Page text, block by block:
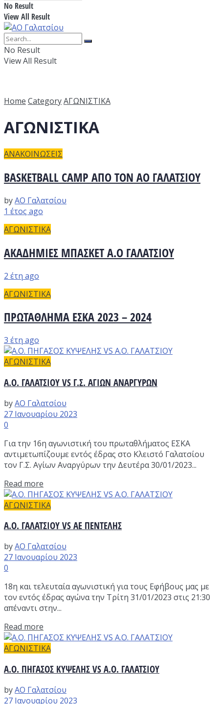
No Result
View All Result
No Result
View All Result
Home CategoryΑΓΩΝΙΣΤΙΚΑ
ΑΓΩΝΙΣΤΙΚΑ
ΑΝΑΚΟΙΝΩΣΕΙΣ
BASKETBALL CAMP ΑΠΟ ΤΟΝ ΑΟ ΓΑΛΑΤΣΙΟΥ
byΑΟ Γαλατσίου
1 έτος ago
ΑΓΩΝΙΣΤΙΚΑ
ΑΚΑΔΗΜΙΕΣ ΜΠΑΣΚΕΤ Α.Ο ΓΑΛΑΤΣΙΟΥ
2 έτη ago
ΑΓΩΝΙΣΤΙΚΑ
ΠΡΩΤΑΘΛΗΜΑ ΕΣΚΑ 2023 – 2024
3 έτη ago
ΑΓΩΝΙΣΤΙΚΑ
Α.Ο. ΓΑΛΑΤΣΙΟΥ VS Γ.Σ. ΑΓΙΩΝ ΑΝΑΡΓΥΡΩΝ
byΑΟ Γαλατσίου
27 Ιανουαρίου 2023
0
Για την 16η αγωνιστική του πρωταθλήματος ΕΣΚΑ
αντιμετωπίζουμε εντός έδρας στο Κλειστό Γαλατσίου
τον Γ.Σ. Αγίων Αναργύρων την Δευτέρα 30/01/2023...
Read more
ΑΓΩΝΙΣΤΙΚΑ
Α.Ο. ΓΑΛΑΤΣΙΟΥ VS ΑΕ ΠΕΝΤΕΛΗΣ
byΑΟ Γαλατσίου
27 Ιανουαρίου 2023
0
18η και τελευταία αγωνιστική για τους Εφήβους μας με
τον εντός έδρας αγώνα την Τρίτη 31/01/2023 στις 21:30
απέναντι στην...
Read more
ΑΓΩΝΙΣΤΙΚΑ
Α.Ο. ΠΗΓΑΣΟΣ ΚΥΨΕΛΗΣ VS Α.Ο. ΓΑΛΑΤΣΙΟΥ
byΑΟ Γαλατσίου
27 Ιανουαρίου 2023